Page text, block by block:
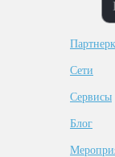
Сети
Сервисы
Блог